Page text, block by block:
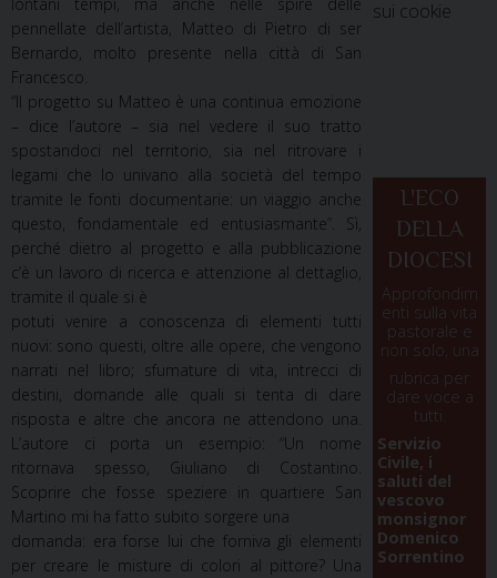
pennellate dell’artista, Matteo di Pietro di ser
Bernardo, molto presente nella città di San
Francesco.
“Il progetto su Matteo è una continua emozione
– dice l’autore – sia nel vedere il suo tratto
spostandoci nel territorio, sia nel ritrovare i
legami che lo univano alla società del tempo
tramite le fonti documentarie: un viaggio anche
questo, fondamentale ed entusiasmante”. Sì,
perché dietro al progetto e alla pubblicazione
c’è un lavoro di ricerca e attenzione al dettaglio,
tramite il quale si è
potuti venire a conoscenza di elementi tutti
nuovi: sono questi, oltre alle opere, che vengono
narrati nel libro; sfumature di vita, intrecci di
destini, domande alle quali si tenta di dare
risposta e altre che ancora ne attendono una.
L’autore ci porta un esempio:
“Un nome
ritornava spesso, Giuliano di Costantino.
Scoprire che fosse speziere in quartiere San
Martino mi ha fatto subito sorgere una
domanda: era forse lui che forniva gli elementi
per creare le misture di colori al pittore? Una
sui cookie
L'ECO
DELLA
DIOCESI
Approfondim
enti sulla vita
pastorale e
non solo, una
rubrica per
dare voce a
tutti.
Servizio
Civile, i
saluti del
vescovo
monsignor
Domenico
Sorrentino